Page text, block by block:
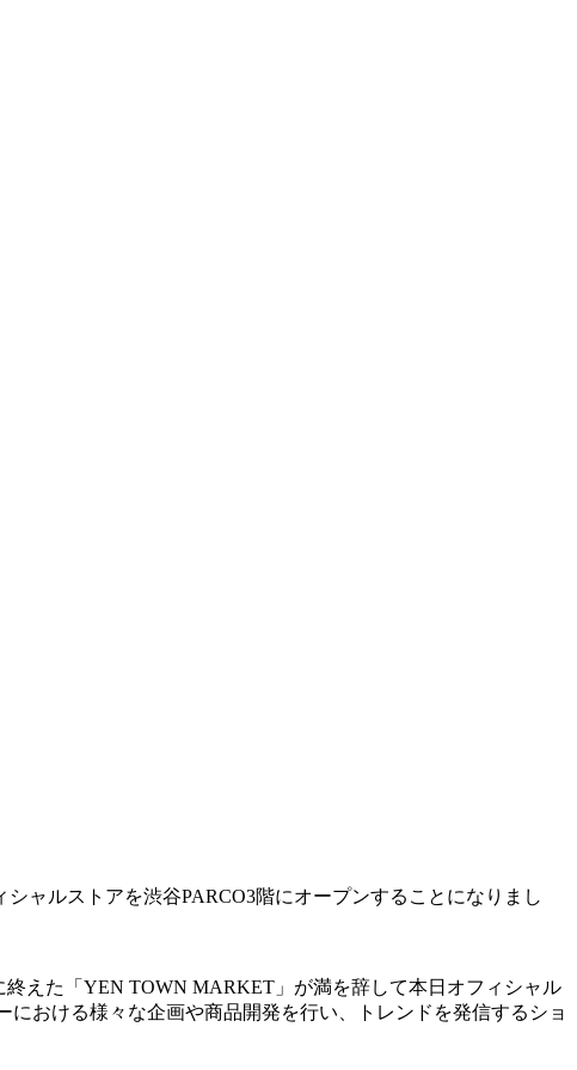
ャルストアを渋谷PARCO3階にオープンすることになりまし
終えた「YEN TOWN MARKET」が満を辞して本日オフィシャル
おける様々な企画や商品開発を行い、トレンドを発信するショ